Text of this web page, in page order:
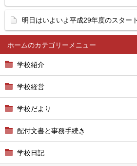
ホーム
学校紹介
学校経営
学校だより
配付文書と事務手続き
学校日記
明日はいよいよ平成29年度のスター